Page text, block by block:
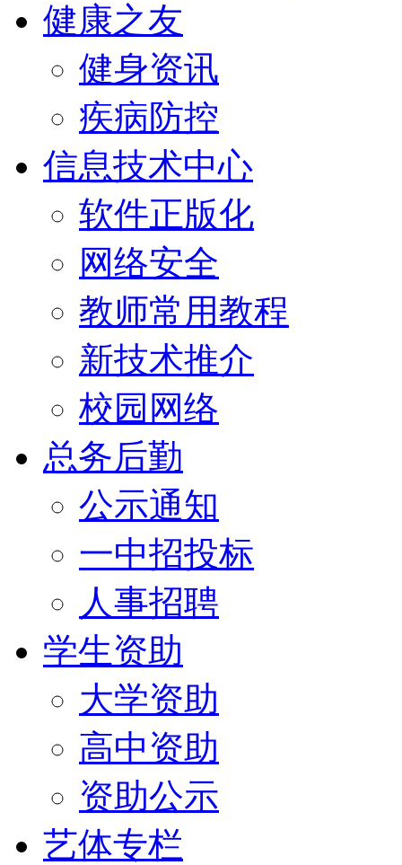
健康之友
健身资讯
疾病防控
信息技术中心
软件正版化
网络安全
教师常用教程
新技术推介
校园网络
总务后勤
公示通知
一中招投标
人事招聘
学生资助
大学资助
高中资助
资助公示
艺体专栏